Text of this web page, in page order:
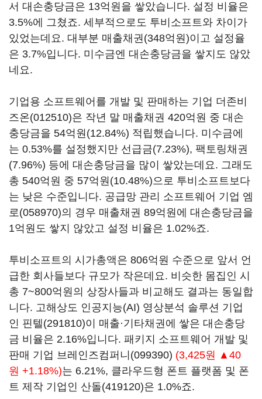
서 대손충당금은 13억원을 쌓았습니다. 설정 비율은
3.5%에 그쳤죠. 세부적으로도 투비소프트와 차이가
있었는데요. 대부분 매출채권(348억원)이고 설정율
은 3.7%입니다. 미수금엔 대손충당금을 쌓지도 않았
네요.
기업용 소프트웨어를 개발 및 판매하는 기업 더존비
즈온(012510)은 작년 말 매출채권 420억원 중 대손
충당금을 54억원(12.84%) 적립했습니다. 미수금에
는 0.53%를 설정했지만 선급금(7.23%), 팩토링채권
(7.96%) 등에 대손충당금을 많이 쌓았는데요. 그래도
총 540억원 중 57억원(10.48%)으로 투비소프트보다
는 낮은 수준입니다. 공급망 관리 소프트웨어 기업 엠
로(058970)의 경우 매출채권 89억원에 대손충당금을
1억원도 쌓지 않았고 설정 비율은 1.02%죠.
투비소프트의 시가총액은 806억원 수준으로 앞서 언
급한 회사들보다 규모가 작은데요. 비슷한 몸집인 시
총 7~800억원의 상장사들과 비교해도 결과는 동일합
니다. 고해상도 인공지능(AI) 영상분석 솔루션 기업
인 핀텔(291810)이 매출·기타채권에 쌓은 대손충당
금 비율은 2.16%입니다. 패키지 소프트웨어 개발 및
판매 기업 브레인즈컴퍼니(099390) (3,425원 ▲40
원 +1.18%)는 6.21%, 클라우드형 폰트 플랫폼 및 폰
트 제작 기업인 산돌(419120)은 1.0%죠.